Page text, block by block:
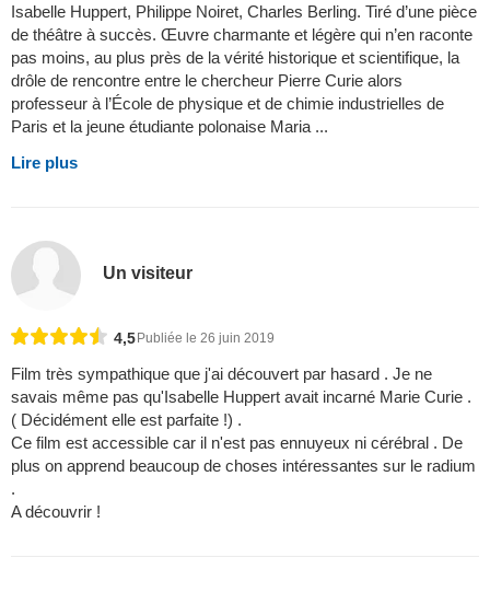
Isabelle Huppert, Philippe Noiret, Charles Berling. Tiré d’une pièce
de théâtre à succès. Œuvre charmante et légère qui n’en raconte
pas moins, au plus près de la vérité historique et scientifique, la
drôle de rencontre entre le chercheur Pierre Curie alors
professeur à l’École de physique et de chimie industrielles de
Paris et la jeune étudiante polonaise Maria ...
Lire plus
Un visiteur
4,5 Publiée le 26 juin 2019
Film très sympathique que j'ai découvert par hasard . Je ne
savais même pas qu'Isabelle Huppert avait incarné Marie Curie .
( Décidément elle est parfaite !) .
Ce film est accessible car il n'est pas ennuyeux ni cérébral . De
plus on apprend beaucoup de choses intéressantes sur le radium
.
A découvrir !